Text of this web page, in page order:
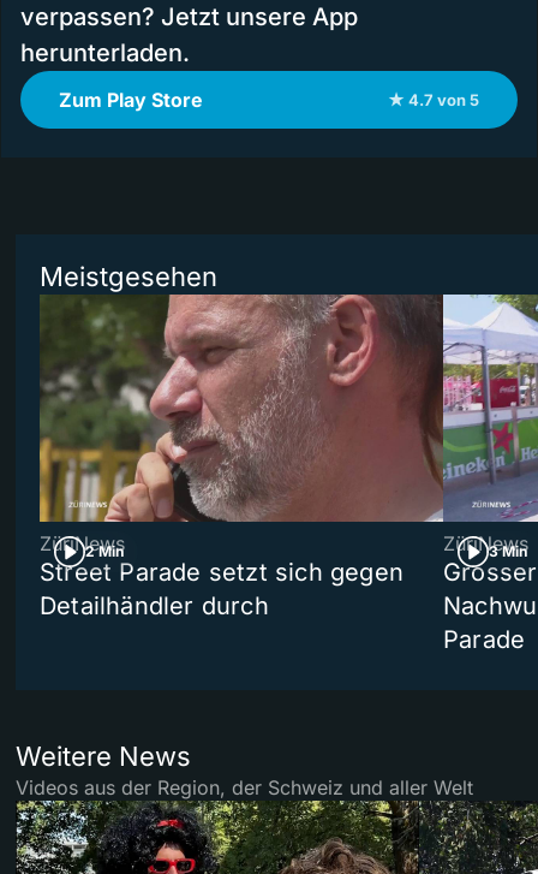
verpassen? Jetzt unsere App
herunterladen.
Zum Play Store ★ 4.7 von 5
Meistgesehen
2 Min
ZüriNews
Street Parade setzt sich gegen
Detailhändler durch
3 Min
ZüriNews
Parade
Weitere News
Videos aus der Region, der Schweiz und aller Welt